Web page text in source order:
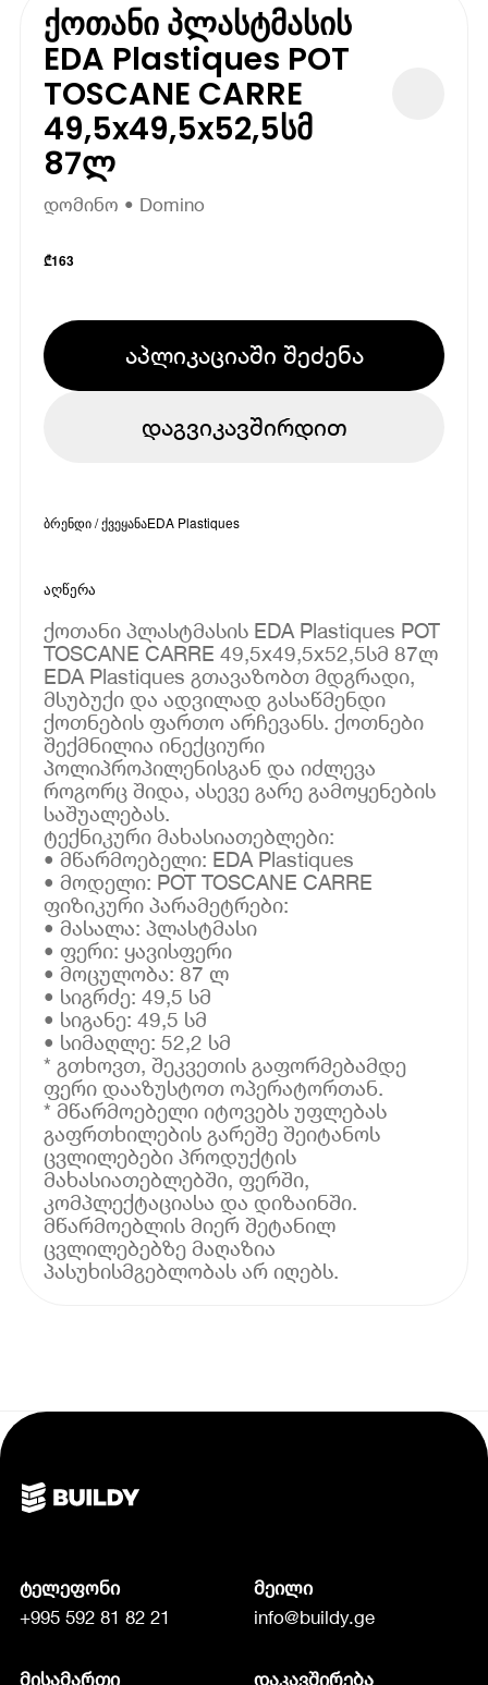
ქოთანი პლასტმასის
EDA Plastiques POT
TOSCANE CARRE
49,5x49,5x52,5სმ
87ლ
დომინო • Domino
₾163
აპლიკაციაში შეძენა
დაგვიკავშირდით
ბრენდი / ქვეყანაEDA Plastiques
აღწერა
ქოთანი პლასტმასის EDA Plastiques POT
TOSCANE CARRE 49,5x49,5x52,5სმ 87ლ
EDA Plastiques გთავაზობთ მდგრადი,
მსუბუქი და ადვილად გასაწმენდი
ქოთნების ფართო არჩევანს. ქოთნები
შექმნილია ინექციური
პოლიპროპილენისგან და იძლევა
როგორც შიდა, ასევე გარე გამოყენების
საშუალებას.
ტექნიკური მახასიათებლები:
• მწარმოებელი: EDA Plastiques
• მოდელი: POT TOSCANE CARRE
ფიზიკური პარამეტრები:
• მასალა: პლასტმასი
• ფერი: ყავისფერი
• მოცულობა: 87 ლ
• სიგრძე: 49,5 სმ
• სიგანე: 49,5 სმ
• სიმაღლე: 52,2 სმ
* გთხოვთ, შეკვეთის გაფორმებამდე
ფერი დააზუსტოთ ოპერატორთან.
* მწარმოებელი იტოვებს უფლებას
გაფრთხილების გარეშე შეიტანოს
ცვლილებები პროდუქტის
მახასიათებლებში, ფერში,
კომპლექტაციასა და დიზაინში.
მწარმოებლის მიერ შეტანილ
ცვლილებებზე მაღაზია
პასუხისმგებლობას არ იღებს.
ტელეფონი
+995 592 81 82 21
მეილი
info@buildy.ge
მისამართი დაკავშირება